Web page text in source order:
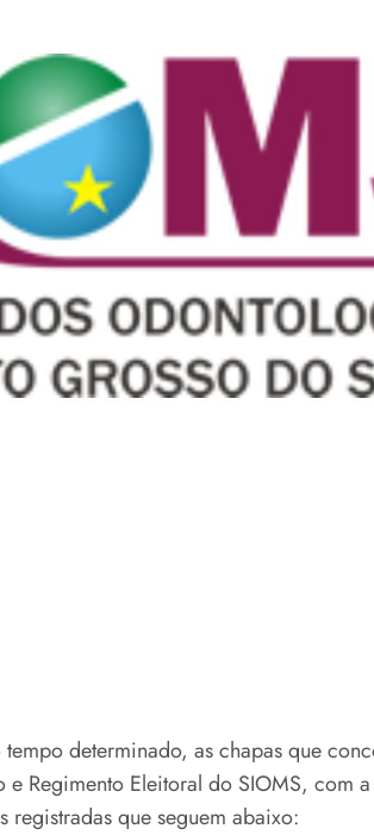
determinado, as chapas que
e Regimento Eleitoral do SIOMS, com
registradas que seguem abaixo: